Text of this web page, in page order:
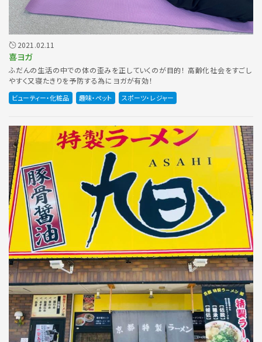
2021.02.11
喜ヨガ
ふだんの生活の中での体の歪みを正していくのが目的！ 高齢化社会をすごし
やすく又寝たきりを予防する為にヨガが有効！
ビューティー・化粧品 趣味・ペット スポーツ・レジャー